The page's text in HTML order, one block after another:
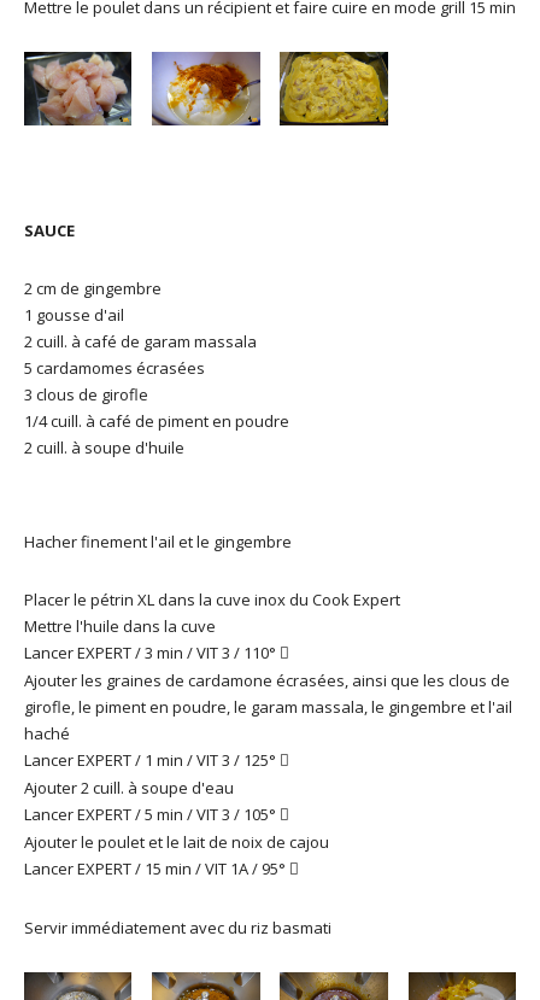
Mettre le poulet dans un récipient et faire cuire en mode grill 15 min
SAUCE
2 cm de gingembre
1 gousse d'ail
2 cuill. à café de garam massala
5 cardamomes écrasées
3 clous de girofle
1/4 cuill. à café de piment en poudre
2 cuill. à soupe d'huile
Hacher finement l'ail et le gingembre
Placer le pétrin XL dans la cuve inox du Cook Expert
Mettre l'huile dans la cuve
Lancer EXPERT / 3 min / VIT 3 / 110° 
Ajouter les graines de cardamone écrasées, ainsi que les clous de
girofle, le piment en poudre, le garam massala, le gingembre et l'ail
haché
Lancer EXPERT / 1 min / VIT 3 / 125° 
Ajouter 2 cuill. à soupe d'eau
Lancer EXPERT / 5 min / VIT 3 / 105° 
Ajouter le poulet et le lait de noix de cajou
Lancer EXPERT / 15 min / VIT 1A / 95° 
Servir immédiatement avec du riz basmati